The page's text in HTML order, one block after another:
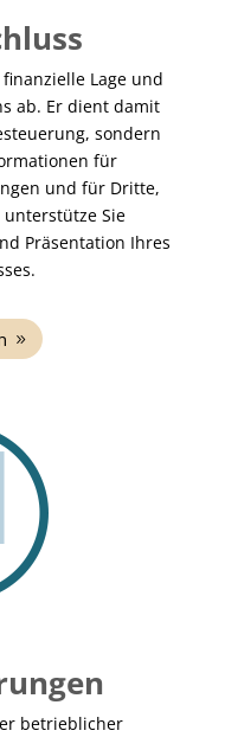
Lage und
ab. Er dient damit
sondern
für
und für Dritte,
unterstütze Sie
Präsentation Ihres
betrieblicher